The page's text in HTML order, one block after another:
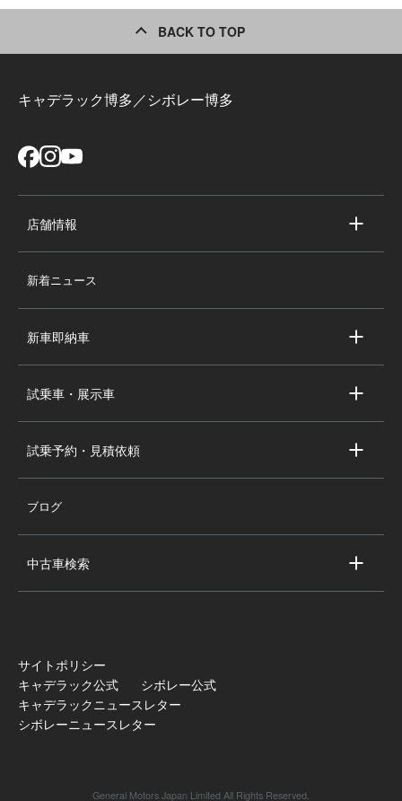
BACK TO TOP
キャデラック博多／シボレー博多
店舗情報
スタッフ紹介
新着ニュース
新車即納車
シボレー新車即納車
試乗車・展示車
シボレー試乗車・展示車
試乗予約・見積依頼
試乗予約
ブログ
中古車検索
全国の注目の中古車
サイトポリシー
キャデラック公式
シボレー公式
キャデラックニュースレター
シボレーニュースレター
General Motors Japan Limited All Rights Reserved.